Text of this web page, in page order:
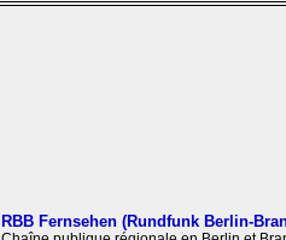
RBB Fernsehen (Rundfunk Berlin-